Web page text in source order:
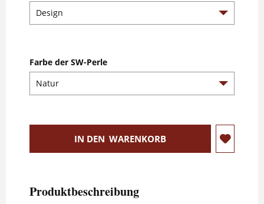
Farbe der SW-Perle
IN DEN WARENKORB
Produktbeschreibung